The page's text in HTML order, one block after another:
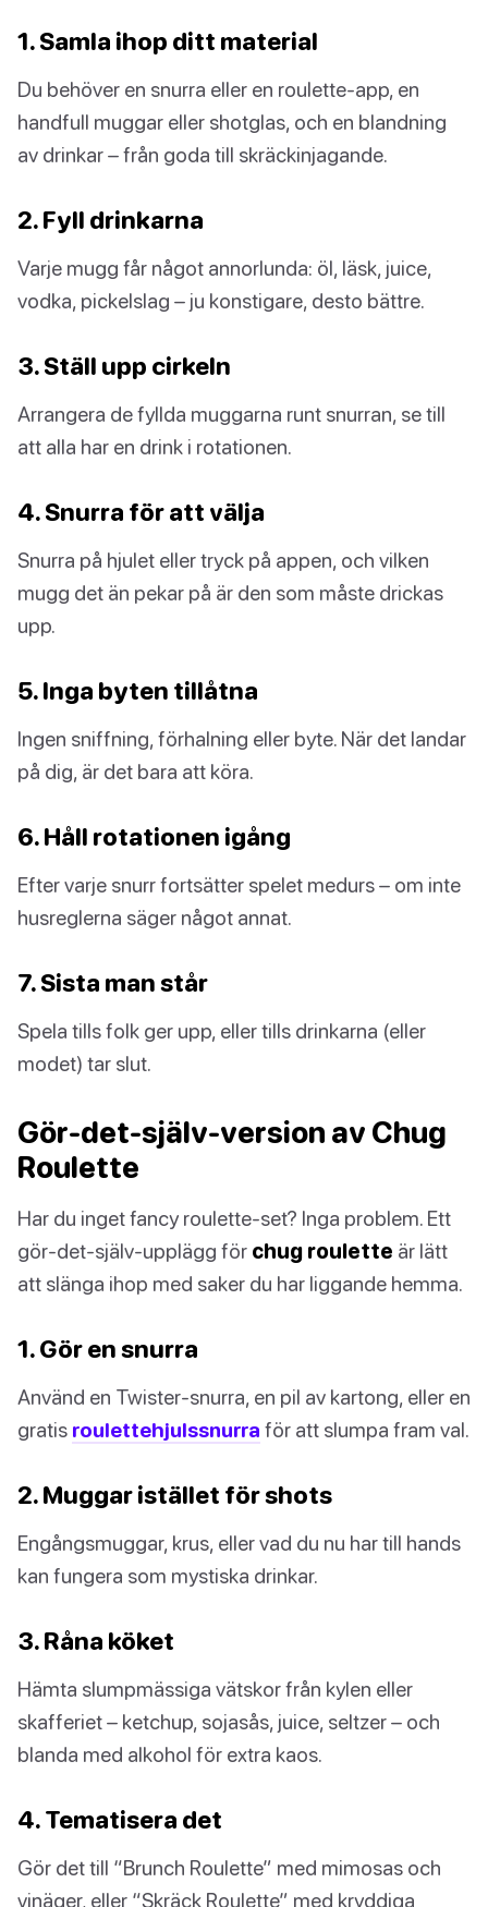
1. Samla ihop ditt material
Du behöver en snurra eller en roulette-app, en
handfull muggar eller shotglas, och en blandning
av drinkar – från goda till skräckinjagande.
2. Fyll drinkarna
Varje mugg får något annorlunda: öl, läsk, juice,
vodka, pickelslag – ju konstigare, desto bättre.
3. Ställ upp cirkeln
Arrangera de fyllda muggarna runt snurran, se till
att alla har en drink i rotationen.
4. Snurra för att välja
Snurra på hjulet eller tryck på appen, och vilken
mugg det än pekar på är den som måste drickas
upp.
5. Inga byten tillåtna
Ingen sniffning, förhalning eller byte. När det landar
på dig, är det bara att köra.
6. Håll rotationen igång
Efter varje snurr fortsätter spelet medurs – om inte
husreglerna säger något annat.
7. Sista man står
Spela tills folk ger upp, eller tills drinkarna (eller
modet) tar slut.
Gör-det-själv-version av Chug
Roulette
Har du inget fancy roulette-set? Inga problem. Ett
gör-det-själv-upplägg för chug roulette är lätt
att slänga ihop med saker du har liggande hemma.
1. Gör en snurra
Använd en Twister-snurra, en pil av kartong, eller en
gratis roulettehjulssnurra för att slumpa fram val.
2. Muggar istället för shots
Engångsmuggar, krus, eller vad du nu har till hands
kan fungera som mystiska drinkar.
3. Råna köket
Hämta slumpmässiga vätskor från kylen eller
skafferiet – ketchup, sojasås, juice, seltzer – och
blanda med alkohol för extra kaos.
4. Tematisera det
Gör det till “Brunch Roulette” med mimosas och
vinäger, eller “Skräck Roulette” med kryddiga